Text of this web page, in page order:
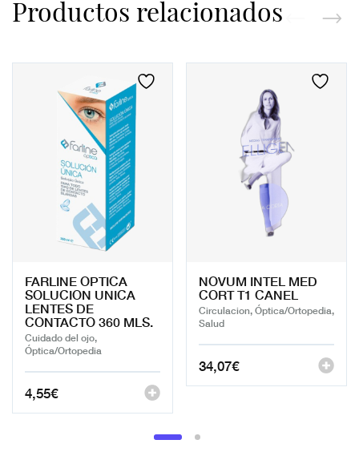
Productos relacionados
FARLINE OPTICA
SOLUCION UNICA
LENTES DE
CONTACTO 360 MLS.
Cuidado del ojo,
Óptica/Ortopedia
4,55€
NOVUM INTEL MED
CORT T1 CANEL
Circulacion, Óptica/Ortopedia,
Salud
34,07€